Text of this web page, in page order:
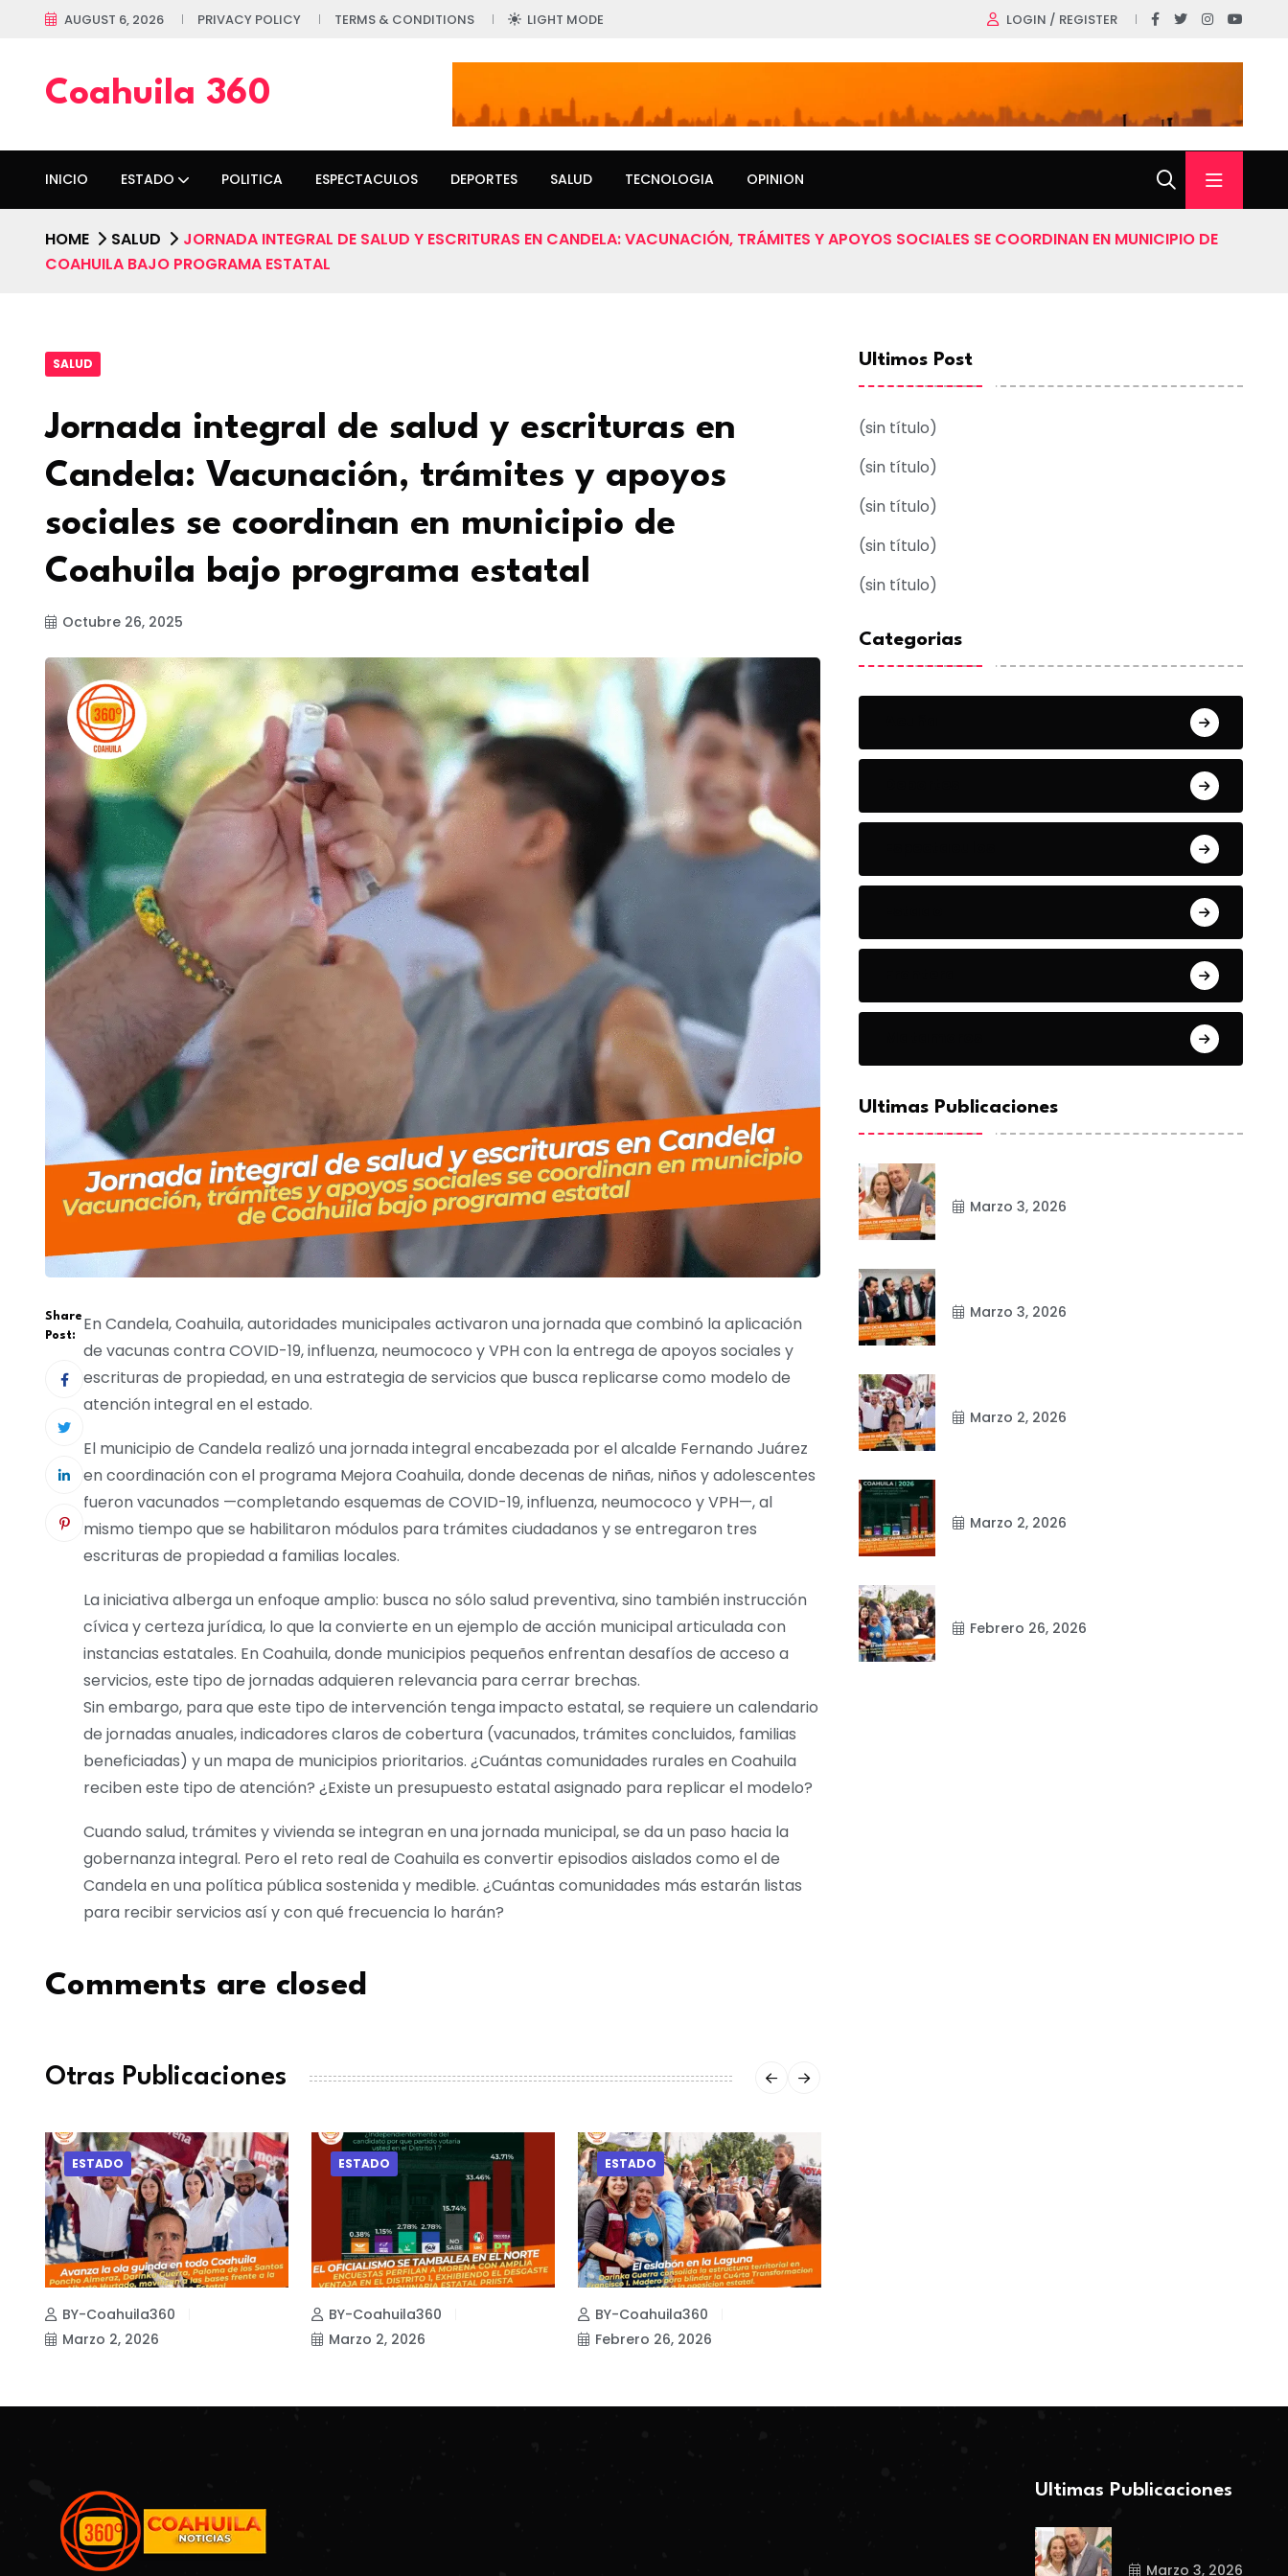
AUGUST 6, 2026 PRIVACY POLICY TERMS & CONDITIONS LIGHT MODE LOGIN / REGISTER
Coahuila 360
INICIO ESTADO POLITICA ESPECTACULOS DEPORTES SALUD TECNOLOGIA OPINION
HOME SALUD
JORNADA INTEGRAL DE SALUD Y ESCRITURAS EN CANDELA: VACUNACIÓN, TRÁMITES Y APOYOS SOCIALES SE COORDINAN EN MUNICIPIO DE
COAHUILA BAJO PROGRAMA ESTATAL
SALUD
Jornada integral de salud y escrituras en
Candela: Vacunación, trámites y apoyos
sociales se coordinan en municipio de
Coahuila bajo programa estatal
Octubre 26, 2025
Share
Post:
En Candela, Coahuila, autoridades municipales activaron una jornada que combinó la aplicación
de vacunas contra COVID-19, influenza, neumococo y VPH con la entrega de apoyos sociales y
escrituras de propiedad, en una estrategia de servicios que busca replicarse como modelo de
atención integral en el estado.
El municipio de Candela realizó una jornada integral encabezada por el alcalde Fernando Juárez
en coordinación con el programa Mejora Coahuila, donde decenas de niñas, niños y adolescentes
fueron vacunados —completando esquemas de COVID-19, influenza, neumococo y VPH—, al
mismo tiempo que se habilitaron módulos para trámites ciudadanos y se entregaron tres
escrituras de propiedad a familias locales.
La iniciativa alberga un enfoque amplio: busca no sólo salud preventiva, sino también instrucción
cívica y certeza jurídica, lo que la convierte en un ejemplo de acción municipal articulada con
instancias estatales. En Coahuila, donde municipios pequeños enfrentan desafíos de acceso a
servicios, este tipo de jornadas adquieren relevancia para cerrar brechas.
Sin embargo, para que este tipo de intervención tenga impacto estatal, se requiere un calendario
de jornadas anuales, indicadores claros de cobertura (vacunados, trámites concluidos, familias
beneficiadas) y un mapa de municipios prioritarios. ¿Cuántas comunidades rurales en Coahuila
reciben este tipo de atención? ¿Existe un presupuesto estatal asignado para replicar el modelo?
Cuando salud, trámites y vivienda se integran en una jornada municipal, se da un paso hacia la
gobernanza integral. Pero el reto real de Coahuila es convertir episodios aislados como el de
Candela en una política pública sostenida y medible. ¿Cuántas comunidades más estarán listas
para recibir servicios así y con qué frecuencia lo harán?
Comments are closed
Otras Publicaciones
ESTADO
BY-Coahuila360
Marzo 2, 2026
ESTADO
BY-Coahuila360
Marzo 2, 2026
ESTADO
BY-Coahuila360
Febrero 26, 2026
Ultimos Post
(sin título)
(sin título)
(sin título)
(sin título)
(sin título)
Categorias
Ultimas Publicaciones
Marzo 3, 2026
Marzo 3, 2026
Marzo 2, 2026
Marzo 2, 2026
Febrero 26, 2026
Ultimas Publicaciones
Marzo 3, 2026